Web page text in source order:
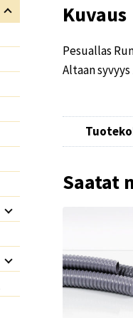
Kuvaus
Pesuallas
Altaan syvyys
Saatat